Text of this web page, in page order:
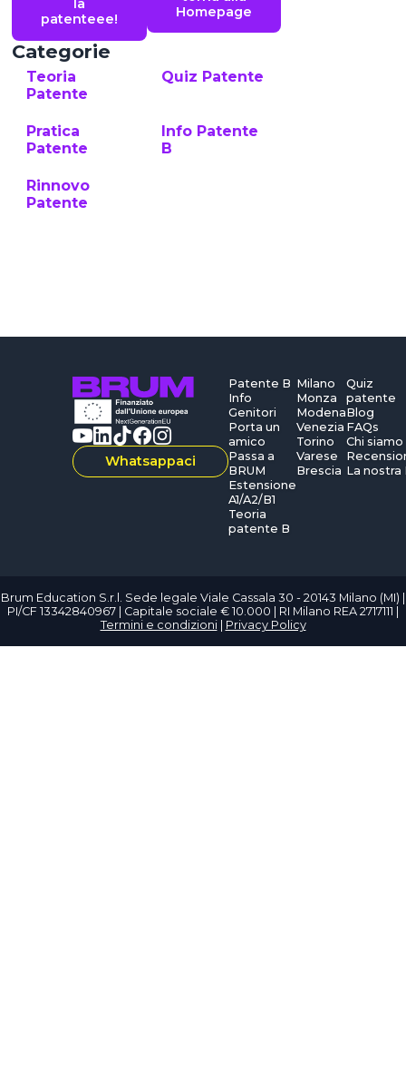
la
patenteee!
Homepage
Categorie
Teoria
Patente
Quiz Patente
Pratica
Patente
Info Patente
B
Rinnovo
Patente
Whatsappaci
Patente B
Info
Genitori
Porta un
amico
Passa a
BRUM
Estensione
A1/A2/B1
Teoria
patente B
Milano
Monza
Modena
Venezia
Torino
Varese
Brescia
Quiz
patente
Blog
FAQs
Chi siamo
La nostra
Brum Education S.r.l. Sede legale Viale Cassala 30 - 20143 Milano (MI) |
PI/CF 13342840967 | Capitale sociale € 10.000 | RI Milano REA 2717111 |
Termini e condizioni| Privacy Policy